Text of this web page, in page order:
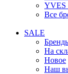
YVES
Все
SALE
На
Новое
Наш